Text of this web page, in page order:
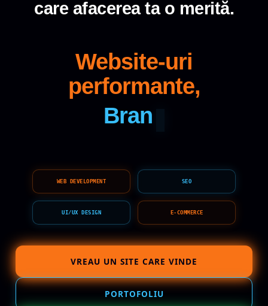
care afacerea ta o merită.
Website-uri
performante,
Brand
WEB DEVELOPMENT SEO
UI/UX DESIGN E-COMMERCE
VREAU UN SITE CARE VINDE
PORTOFOLIU